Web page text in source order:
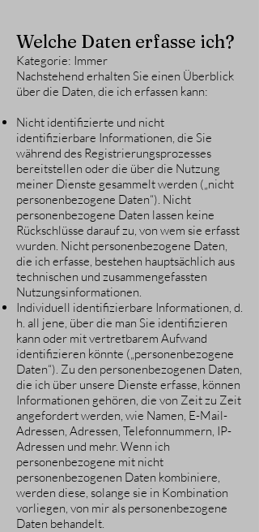
Welche Daten erfasse ich?
Kategorie: Immer
Nachstehend erhalten Sie einen Überblick
über die Daten, die ich erfassen kann:
Nicht identifizierte und nicht
identifizierbare Informationen, die Sie
während des Registrierungsprozesses
bereitstellen oder die über die Nutzung
meiner Dienste gesammelt werden („nicht
personenbezogene Daten“). Nicht
personenbezogene Daten lassen keine
Rückschlüsse darauf zu, von wem sie erfasst
wurden. Nicht personenbezogene Daten,
die ich erfasse, bestehen hauptsächlich aus
technischen und zusammengefassten
Nutzungsinformationen.
Individuell identifizierbare Informationen, d.
h. all jene, über die man Sie identifizieren
kann oder mit vertretbarem Aufwand
identifizieren könnte („personenbezogene
Daten“). Zu den personenbezogenen Daten,
die ich über unsere Dienste erfasse, können
Informationen gehören, die von Zeit zu Zeit
angefordert werden, wie Namen, E-Mail-
Adressen, Adressen, Telefonnummern, IP-
Adressen und mehr. Wenn ich
personenbezogene mit nicht
personenbezogenen Daten kombiniere,
werden diese, solange sie in Kombination
vorliegen, von mir als personenbezogene
Daten behandelt.